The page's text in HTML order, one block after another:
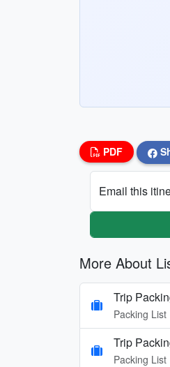
PDF
Email this
More About
Trip
Packing List
Trip
Packing List